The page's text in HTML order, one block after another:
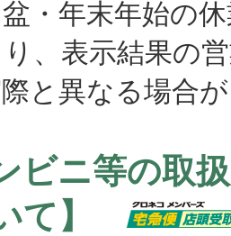
・年末年始の
、表示結果の
異なる場合が
ビニ等の取
て】